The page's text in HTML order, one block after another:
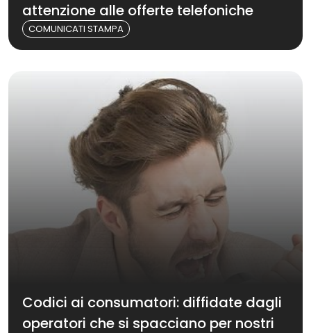
attenzione alle offerte telefoniche
COMUNICATI STAMPA
Codici ai consumatori: diffidate dagli
operatori che si spacciano per nostri